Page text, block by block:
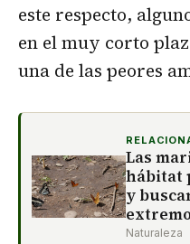
este respecto,
en el muy corto
una de las peores
Las
hábitat
y
Naturaleza